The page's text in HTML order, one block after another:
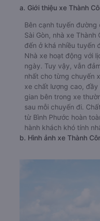
a. Giới thiệu xe Thành
Bên cạnh tuyến đường
Sài Gòn, nhà xe
đến ở khá nhiều tuyến
Nhà xe hoạt động với
ngày. Tuy vậy, vẫn
nhất cho từng chuyến
xe chất lượng cao,
gian bên trong xe
sau mỗi chuyến đi.
từ Bình Phước hoàn
hành khách khó tính
b. Hình ảnh xe Thành